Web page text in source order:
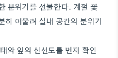
분위기를 선물한다. 계절 꽃
히 어울려 실내 공간의 분위기
와 잎의 신선도를 먼저 확인